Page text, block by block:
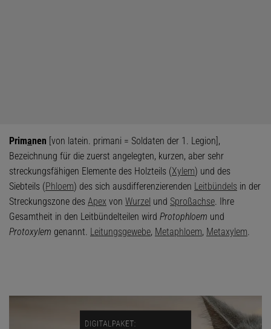
Primanen [von latein. primani = Soldaten der 1. Legion],
Bezeichnung für die zuerst angelegten, kurzen, aber sehr
streckungsfähigen Elemente des Holzteils (Xylem) und des
Siebteils (Phloem) des sich ausdifferenzierenden Leitbündels in der
Streckungszone des Apex von Wurzel und Sproßachse. Ihre
Gesamtheit in den Leitbündelteilen wird Protophloem und
Protoxylem genannt. Leitungsgewebe, Metaphloem, Metaxylem.